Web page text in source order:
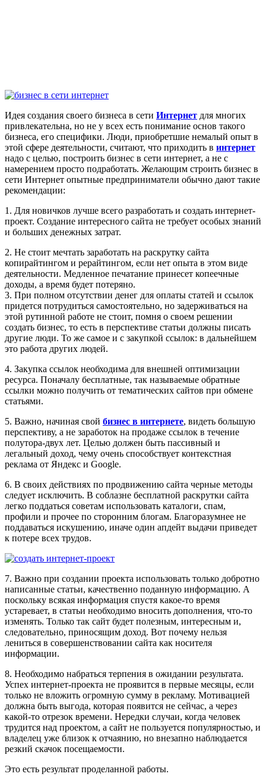
Идея создания своего бизнеса в сети Интернет для многих
привлекательна, но не у всех есть понимание основ такого
бизнеса, его специфики. Люди, приобретшие немалый опыт в
этой сфере деятельности, считают, что приходить в интернет
надо с целью, построить бизнес в сети интернет, а не с
намерением просто подработать. Желающим строить бизнес в
сети Интернет опытные предприниматели обычно дают такие
рекомендации:
1. Для новичков лучше всего разработать и создать интернет-
проект. Создание интересного сайта не требует особых знаний
и больших денежных затрат.
2. Не стоит мечтать заработать на раскрутку сайта
копирайтингом и рерайтингом, если нет опыта в этом виде
деятельности. Медленное печатание принесет копеечные
доходы, а время будет потеряно.
3. При полном отсутствии денег для оплаты статей и ссылок
придется потрудиться самостоятельно, но задерживаться на
этой рутинной работе не стоит, помня о своем решении
создать бизнес, то есть в перспективе статьи должны писать
другие люди. То же самое и с закупкой ссылок: в дальнейшем
это работа других людей.
4. Закупка ссылок необходима для внешней оптимизации
ресурса. Поначалу бесплатные, так называемые обратные
ссылки можно получить от тематических сайтов при обмене
статьями.
5. Важно, начиная свой бизнес в интернете, видеть большую
перспективу, а не заработок на продаже ссылок в течение
полутора-двух лет. Целью должен быть пассивный и
легальный доход, чему очень способствует контекстная
реклама от Яндекс и Google.
6. В своих действиях по продвижению сайта черные методы
следует исключить. В соблазне бесплатной раскрутки сайта
легко поддаться советам использовать каталоги, спам,
профили и прочее по сторонним блогам. Благоразумнее не
поддаваться искушению, иначе один апдейт выдачи приведет
к потере всех трудов.
7. Важно при создании проекта использовать только добротно
написанные статьи, качественно поданную информацию. А
поскольку всякая информация спустя какое-то время
устаревает, в статьи необходимо вносить дополнения, что-то
изменять. Только так сайт будет полезным, интересным и,
следовательно, приносящим доход. Вот почему нельзя
лениться в совершенствовании сайта как носителя
информации.
8. Необходимо набраться терпения в ожидании результата.
Успех интернет-проекта не проявится в первые месяцы, если
только не вложить огромную сумму в рекламу. Мотивацией
должна быть выгода, которая появится не сейчас, а через
какой-то отрезок времени. Нередки случаи, когда человек
трудится над проектом, а сайт не пользуется популярностью, и
владелец уже близок к отчаянию, но внезапно наблюдается
резкий скачок посещаемости.
Это есть результат проделанной работы.